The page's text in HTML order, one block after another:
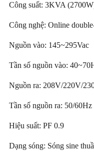
Công suất: 3KVA
Công nghệ: Online
Nguồn vào: 145~295Vac
Tần số nguồn vào:
Nguồn ra: 208V/220V/
Tần số nguồn ra: 50/
Hiệu suất: PF 0.9
Dạng sóng: Sóng sine